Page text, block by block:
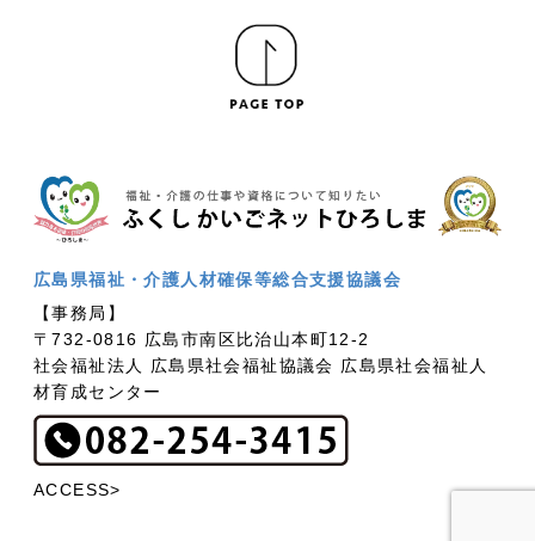
広島県福祉・介護人材確保等総合支援協議会
【事務局】
〒732-0816 広島市南区比治山本町12-2
社会福祉法人 広島県社会福祉協議会 広島県社会福祉人
材育成センター
ACCESS>